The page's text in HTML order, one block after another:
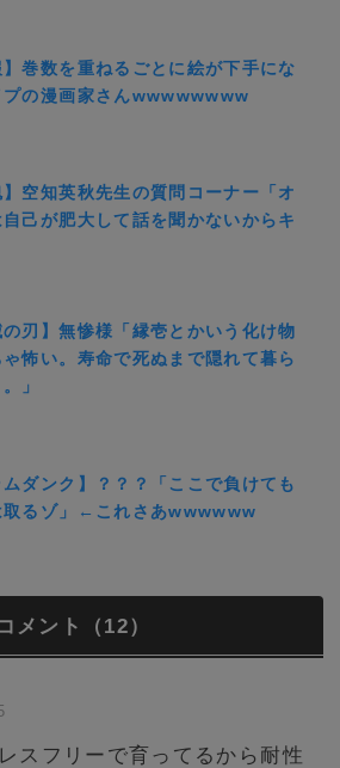
】巻数を重ねるごとに絵が下手にな
プの漫画家さんwwwwwwww
】空知英秋先生の質問コーナー「オ
自己が肥大して話を聞かないからキ
の刃】無惨様「縁壱とかいう化け物
怖い。寿命で死ぬまで隠れて暮ら
」
ムダンク】？？？「ここで負けても
取るゾ」←これさあwwwwww
メント（12）
スフリーで育ってるから耐性